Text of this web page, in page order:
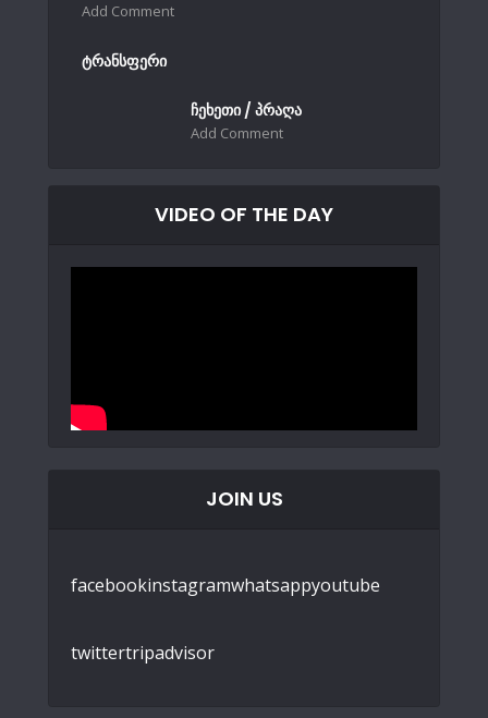
Add Comment
ტრანსფერი
ჩეხეთი / პრაღა
Add Comment
VIDEO OF THE DAY
JOIN US
facebookinstagramwhatsappyoutube
twittertripadvisor